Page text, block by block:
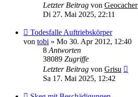
Letzter Beitrag von Geocacher
Di 27. Mai 2025, 22:11
Todesfalle Auftriebskörper
von tobi » Mo 30. Apr 2012, 12:40
8 Antworten
38089 Zugriffe
Letzter Beitrag von Grisu
Sa 17. Mai 2025, 12:42